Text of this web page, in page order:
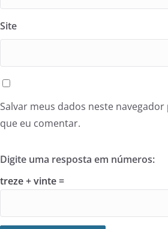
Site
Salvar meus dados neste
que eu comentar.
Digite uma resposta em números:
treze + vinte =